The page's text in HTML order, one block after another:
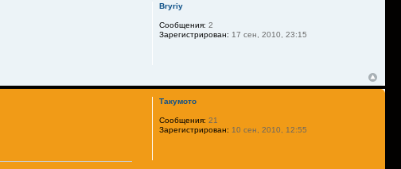
Bryriy
Сообщения: 2
Зарегистрирован: 17 сен, 2010, 23:15
Такумото
Сообщения: 21
Зарегистрирован: 10 сен, 2010, 12:55